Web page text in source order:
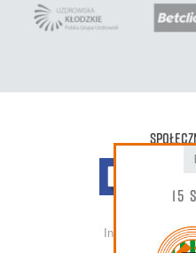
Informacja do
15